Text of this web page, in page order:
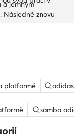
a jemným
Následně znovu
platformě adidas
samba